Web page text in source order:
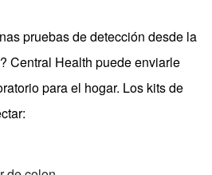
pruebas de detección desde la
Central Health puede enviarle
para el hogar. Los kits de